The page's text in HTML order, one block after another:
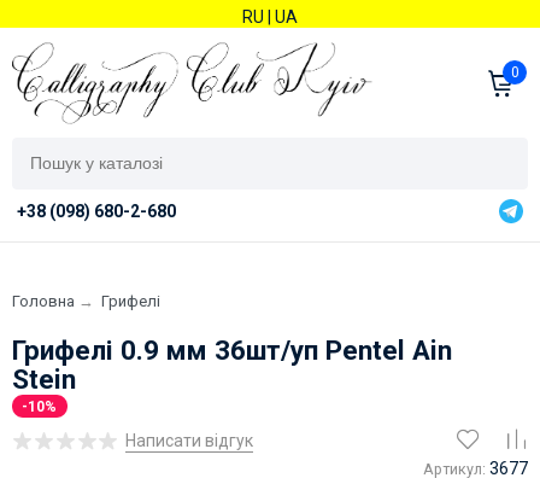
RU UA
0
+38 (098) 680-2-680
Головна → Грифелі
Грифелі 0.9 мм 36шт/уп Pentel Ain
Stein
-10%
Написати відгук
Артикул: 3677